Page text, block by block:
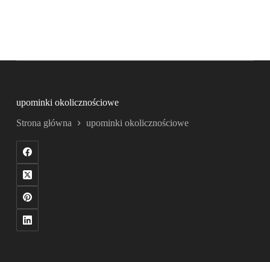
upominki okolicznościowe
Strona główna upominki okolicznościowe